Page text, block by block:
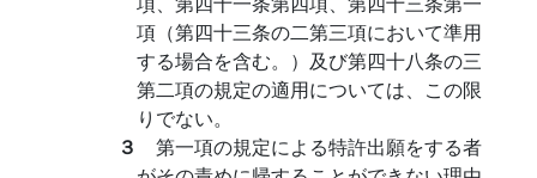
項（第四十三条の二第三項において準用
する場合を含む。）及び第四十八条の三
第二項の規定の適用については、この限
りでない。
３ 第一項の規定による特許出願をする者